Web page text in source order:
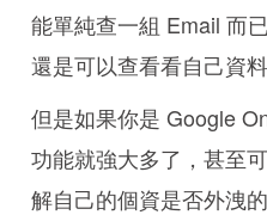
能單純查一組 Email 而
還是可以查看看自己資料
但是如果你是 Google
功能就強大多了，甚至
解自己的個資是否外洩